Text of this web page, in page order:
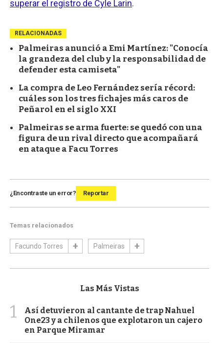
superar el registro de Cyle Larin.
RELACIONADAS
Palmeiras anunció a Emi Martínez: "Conocía
la grandeza del club y la responsabilidad de
defender esta camiseta"
La compra de Leo Fernández sería récord:
cuáles son los tres fichajes más caros de
Peñarol en el siglo XXI
Palmeiras se arma fuerte: se quedó con una
figura de un rival directo que acompañará
en ataque a Facu Torres
¿Encontraste un error? Reportar
Temas relacionados
Facundo Torres Palmeiras
Las Más Vistas
1
Así detuvieron al cantante de trap Nahuel
One23 y a chilenos que explotaron un cajero
en Parque Miramar